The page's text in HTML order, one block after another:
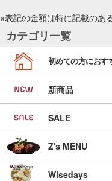
※表記の金額は特に記載のあ
カテゴリ一覧
初めての方におす
新商品
SALE
Z's MENU
Wisedays